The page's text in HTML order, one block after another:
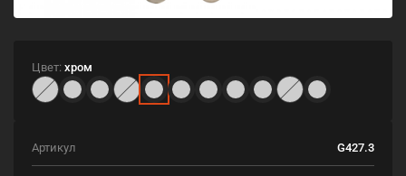
Цвет: хром
Артикул G427.3